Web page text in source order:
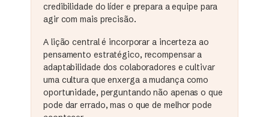
credibilidade do líder e prepara a equipe para
agir com mais precisão.
A lição central é incorporar a incerteza ao
pensamento estratégico, recompensar a
adaptabilidade dos colaboradores e cultivar
uma cultura que enxerga a mudança como
oportunidade, perguntando não apenas o que
pode dar errado, mas o que de melhor pode